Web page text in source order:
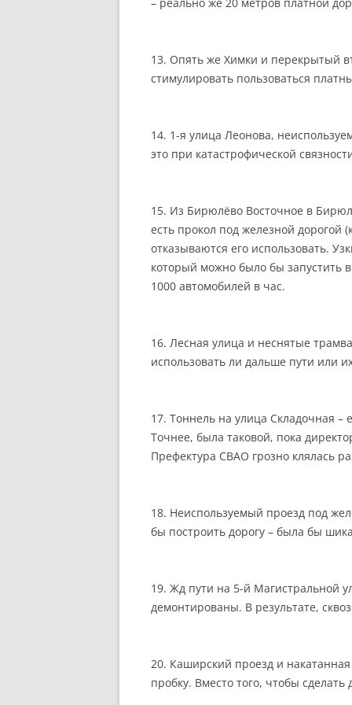
13. Опять же Химки и перекрытый
стимулировать пользоваться
14. 1-я улица Леонова,
это при катастрофической
15. Из Бирюлёво Восточное в
есть прокол под железной дорогой
отказываются его использовать.
который можно было бы запустить
1000 автомобилей в час.
16. Лесная улица и неснятые
использовать ли дальше пути или
17. Тоннель на улица Складочная –
Точнее, была таковой, пока
Префектура СВАО грозно клялась
18. Неиспользуемый проезд под
бы построить дорогу – была бы
19. Жд пути на 5-й Магистральной
демонтированы. В результате,
20. Каширский проезд и
пробку. Вместо того, чтобы